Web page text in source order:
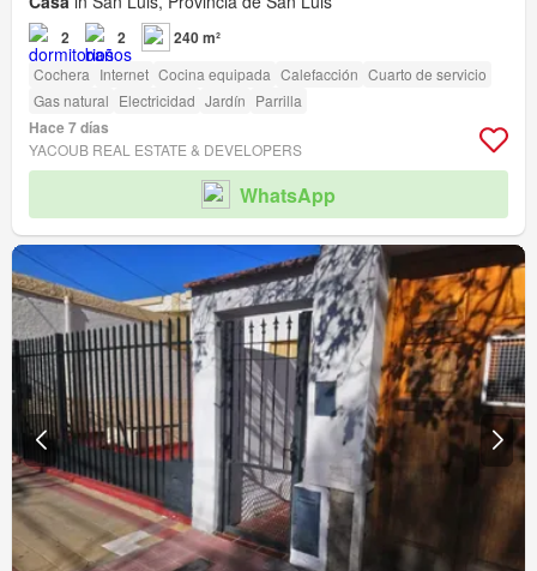
2 2 240 m²
Cochera Internet Cocina equipada Calefacción Cuarto de servicio
Gas natural Electricidad Jardín Parrilla
Hace 7 días
YACOUB REAL ESTATE & DEVELOPERS
WhatsApp